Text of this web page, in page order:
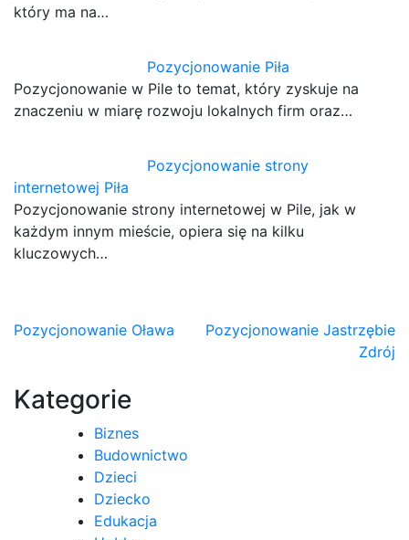
który ma na…
Pozycjonowanie Piła
Pozycjonowanie w Pile to temat, który zyskuje na
znaczeniu w miarę rozwoju lokalnych firm oraz…
Pozycjonowanie strony
internetowej Piła
Pozycjonowanie strony internetowej w Pile, jak w
każdym innym mieście, opiera się na kilku
kluczowych…
Nawigacja
Pozycjonowanie Oława
Pozycjonowanie Jastrzębie
Zdrój
Kategorie
Biznes
Budownictwo
Dzieci
Dziecko
Edukacja